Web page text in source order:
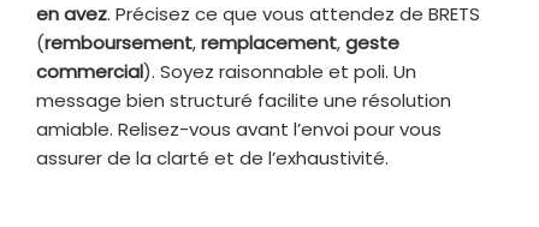
en avez. Précisez ce que vous attendez de BRETS
(remboursement,remplacement,geste
commercial). Soyez raisonnable et poli. Un
message bien structuré facilite une résolution
amiable. Relisez-vous avant l’envoi pour vous
assurer de la clarté et de l’exhaustivité.